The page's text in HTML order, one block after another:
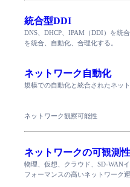
統合型DDI
DNS、DHCP、IPAM（DDI）を統
を統合、自動化、合理化する。
ネットワーク自動化
規模での自動化と統合されたネッ
ネットワーク観察可能性
ネットワークの可観測
物理、仮想、クラウド、SD-WAN
フォーマンスの高いネットワーク